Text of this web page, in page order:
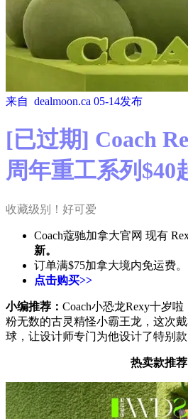
来自 dealmoon.ca 05-14发布
[已过期] Coach
周年重工系列$40
收藏级别！好可爱
Coach蔻驰加拿大官网 现有
新。
订单满$75加拿大境内免运费。
点击购买>>
小编推荐： Coach小恐龙Rexy十岁
粉无数的古灵精怪小霸王龙，这次
球，让设计师专门为他设计了特别款
热卖款推荐